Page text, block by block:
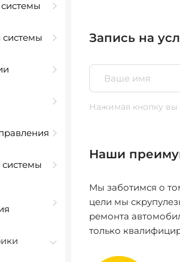
Запись на
Нажимая кнопку вы
Наши
Мы заботимся о
цели мы
ремонта
только